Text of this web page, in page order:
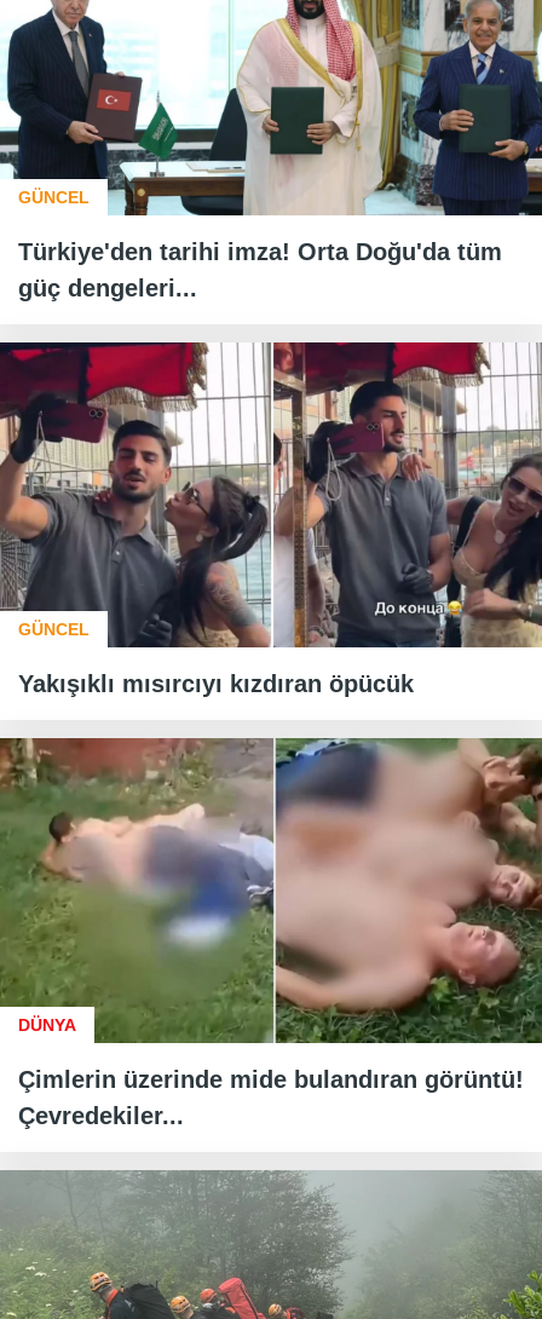
GÜNCEL
Türkiye'den tarihi imza! Orta Doğu'da tüm
güç dengeleri...
GÜNCEL
Yakışıklı mısırcıyı kızdıran öpücük
DÜNYA
Çimlerin üzerinde mide bulandıran görüntü!
Çevredekiler...